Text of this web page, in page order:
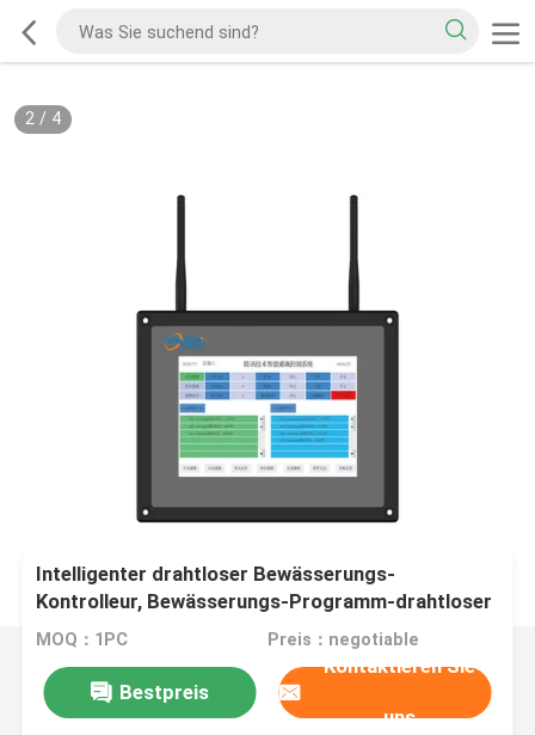
2/ 4
Intelligenter drahtloser Bewässerungs-
Kontrolleur, Bewässerungs-Programm-drahtloser
Berieselungsanlagen-Kontrolleur
MOQ：1PC Preis：negotiable
Bestpreis
Kontaktieren Sie
uns